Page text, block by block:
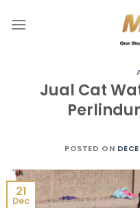
Jual Cat
POSTED ON
21
Dec